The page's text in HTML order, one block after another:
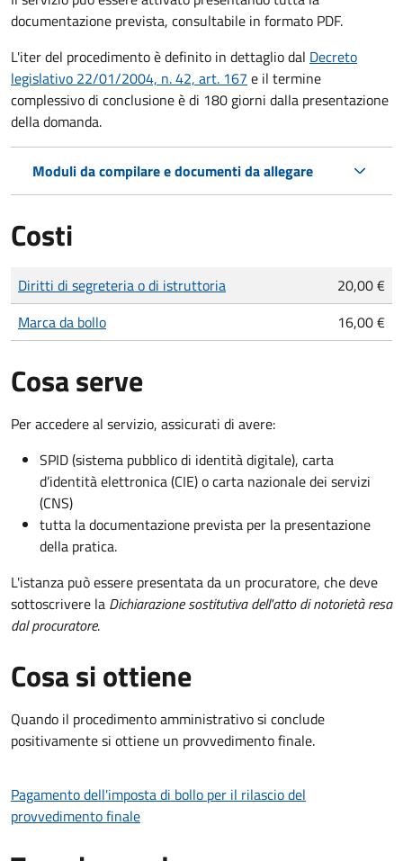
documentazione prevista, consultabile in formato PDF.
L'iter del procedimento è definito in dettaglio dal Decreto
legislativo 22/01/2004, n. 42, art. 167 e il termine
complessivo di conclusione è di 180 giorni dalla presentazione
della domanda.
Moduli da compilare e documenti da allegare
Costi
Tipo di pagamento
Importo
Diritti di segreteria o di istruttoria
20,00 €
Marca da bollo
16,00 €
Cosa serve
Per accedere al servizio, assicurati di avere:
SPID (sistema pubblico di identità digitale), carta
d’identità elettronica (CIE) o carta nazionale dei servizi
(CNS)
tutta la documentazione prevista per la presentazione
della pratica.
L'istanza può essere presentata da un procuratore, che deve
sottoscrivere la Dichiarazione sostitutiva dell'atto di notorietà resa
dal procuratore.
Cosa si ottiene
Quando il procedimento amministrativo si conclude
positivamente si ottiene un provvedimento finale.
Pagamento dell'imposta di bollo per il rilascio del
provvedimento finale